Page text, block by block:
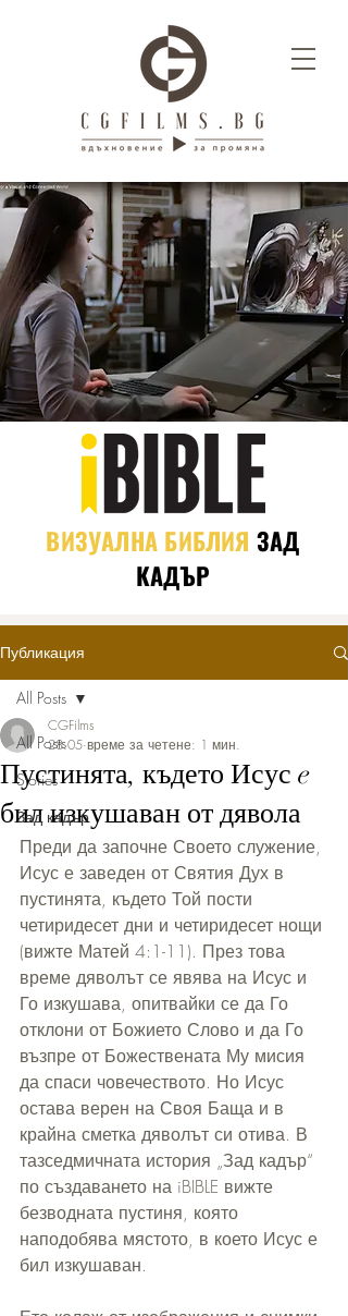
ВИЗУАЛНА БИБЛИЯ ЗАД
КАДЪР
Публикация
All Posts
Stories
Зад кадър
All Posts
Пустинята, където Исус e
бил изкушаван от дявола
CGFilms
28.05 време за четене: 1 мин.
Преди да започне Своето служение,
Исус е заведен от Святия Дух в
пустинята, където Той пости
четиридесет дни и четиридесет нощи
(вижте Матей 4:1-11). През това
време дяволът се явява на Исус и
Го изкушава, опитвайки се да Го
отклони от Божието Слово и да Го
възпре от Божествената Му мисия
да спаси човечеството. Но Исус
остава верен на Своя Баща и в
крайна сметка дяволът си отива. В
тазседмичната история „Зад кадър“
по създаването на iBIBLE вижте
безводната пустиня, която
наподобява мястото, в което Исус е
бил изкушаван.